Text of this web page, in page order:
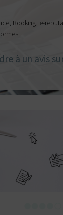
, Booking, e-
à un avis